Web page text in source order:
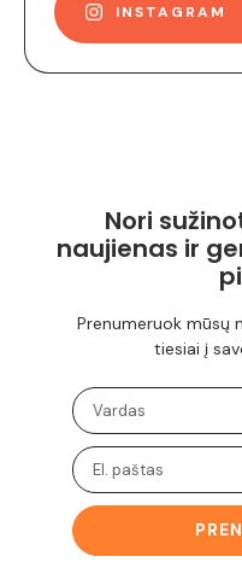
INSTAGRAM
Nori
naujienas ir
Prenumeruok mūsų
tiesiai į